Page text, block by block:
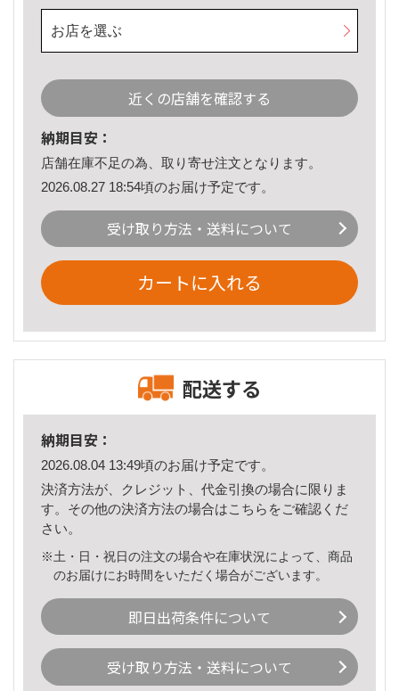
お店を選ぶ
近くの店舗を確認する
納期目安：
店舗在庫不足の為、取り寄せ注文となります。
2026.08.27 18:54頃のお届け予定です。
受け取り方法・送料について
カートに入れる
配送する
納期目安：
2026.08.04 13:49頃のお届け予定です。
決済方法が、クレジット、代金引換の場合に限りま
す。その他の決済方法の場合はこちら をご確認くだ
さい。
※土・日・祝日の注文の場合や在庫状況によって、商品
のお届けにお時間をいただく場合がございます。
即日出荷条件について
受け取り方法・送料について